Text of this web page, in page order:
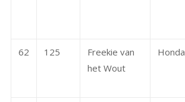
62 125
Freekie van
het Wout
Honda